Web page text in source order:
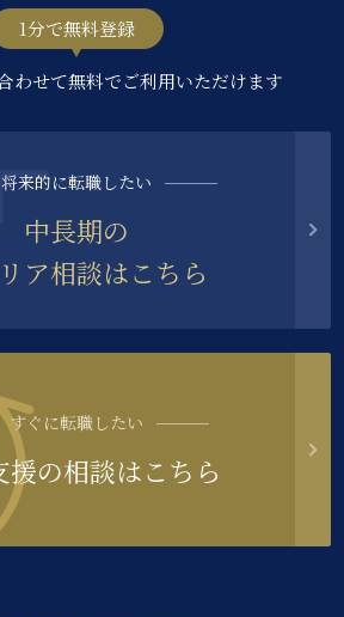
1分で無料登録
わせて無料でご利用いただけます
将来的に転職したい
中長期の
ア相談はこちら
すぐに転職したい
援の相談はこちら